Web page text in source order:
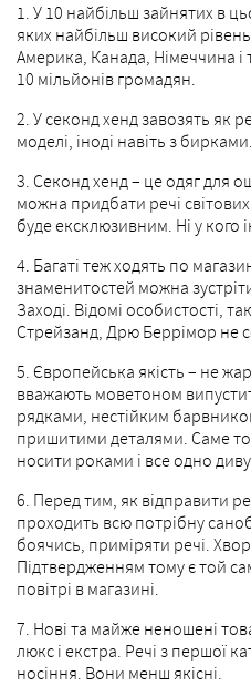
1. У 10 найбільш зайнятих в
яких найбільш високий
Америка, Канада, Німеччина і
10 мільйонів громадян.
2. У секонд хенд завозять як
моделі, іноді навіть з бирками.
3. Секонд хенд – це одяг для
можна придбати речі
буде ексклюзивним. Ні у кого
4. Багаті теж ходять по
знаменитостей можна
Заході. Відомі особистості,
Стрейзанд, Дрю Беррімор не
5. Європейська якість – не
вважають моветоном
рядками, нестійким
пришитими деталями. Саме
носити роками і все одно
6. Перед тим, як відправити
проходить всю потрібну
боячись, приміряти речі.
Підтвердженням тому є той
повітрі в магазині.
7. Нові та майже неношені
люкс і екстра. Речі з першої
носіння. Вони менш якісні.